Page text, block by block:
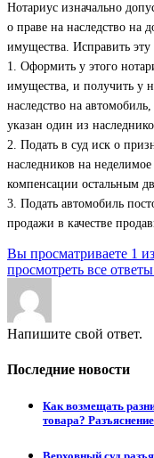
Нотариус изначально
о праве на наследство на
имущества. Исправить
1. Оформить у этого
имущества, и получить у
наследство на
указан один из
2. Подать в суд иск о
наследников на
компенсации остальным
3. Подать автомобиль
продажи в качестве
Вы просматриваете 1
просмотреть все
Напишите свой ответ.
Последние новости
Как возмещать
товара?